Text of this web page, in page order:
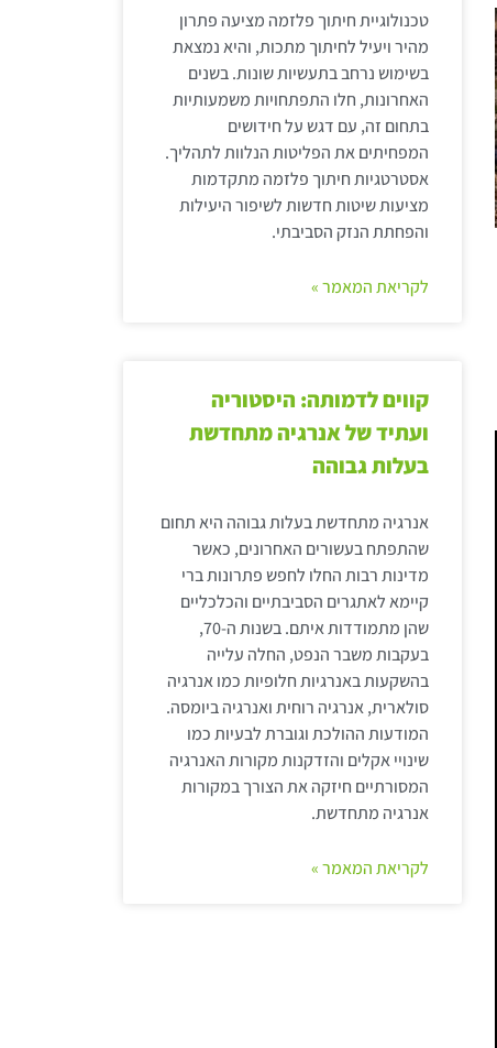
טכנולוגיית חיתוך פלזמה מציעה פתרון
מהיר ויעיל לחיתוך מתכות, והיא נמצאת
בשימוש נרחב בתעשיות שונות. בשנים
האחרונות, חלו התפתחויות משמעותיות
בתחום זה, עם דגש על חידושים
המפחיתים את הפליטות הנלוות לתהליך.
אסטרטגיות חיתוך פלזמה מתקדמות
מציעות שיטות חדשות לשיפור היעילות
והפחתת הנזק הסביבתי.
לקריאת המאמר »
קווים לדמותה: היסטוריה
ועתיד של אנרגיה מתחדשת
בעלות גבוהה
אנרגיה מתחדשת בעלות גבוהה היא תחום
שהתפתח בעשורים האחרונים, כאשר
מדינות רבות החלו לחפש פתרונות ברי
קיימא לאתגרים הסביבתיים והכלכליים
שהן מתמודדות איתם. בשנות ה-70,
בעקבות משבר הנפט, החלה עלייה
בהשקעות באנרגיות חלופיות כמו אנרגיה
סולארית, אנרגיה רוחית ואנרגיה ביומסה.
המודעות ההולכת וגוברת לבעיות כמו
שינויי אקלים והזדקנות מקורות האנרגיה
המסורתיים חיזקה את הצורך במקורות
אנרגיה מתחדשת.
לקריאת המאמר »